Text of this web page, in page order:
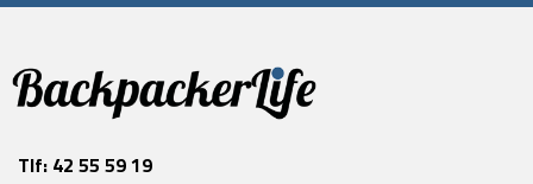
Tlf: 42 55 59 19